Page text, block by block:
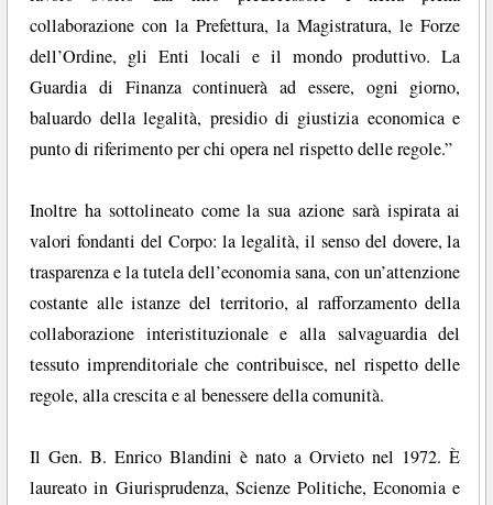
collaborazione con la Prefettura, la Magistratura, le Forze
dell’Ordine, gli Enti locali e il mondo produttivo. La
Guardia di Finanza continuerà ad essere, ogni giorno,
baluardo della legalità, presidio di giustizia economica e
punto di riferimento per chi opera nel rispetto delle regole.”
Inoltre ha sottolineato come la sua azione sarà ispirata ai
valori fondanti del Corpo: la legalità, il senso del dovere, la
trasparenza e la tutela dell’economia sana, con un’attenzione
costante alle istanze del territorio, al rafforzamento della
collaborazione interistituzionale e alla salvaguardia del
tessuto imprenditoriale che contribuisce, nel rispetto delle
regole, alla crescita e al benessere della comunità.
Il Gen. B. Enrico Blandini è nato a Orvieto nel 1972. È
laureato in Giurisprudenza, Scienze Politiche, Economia e